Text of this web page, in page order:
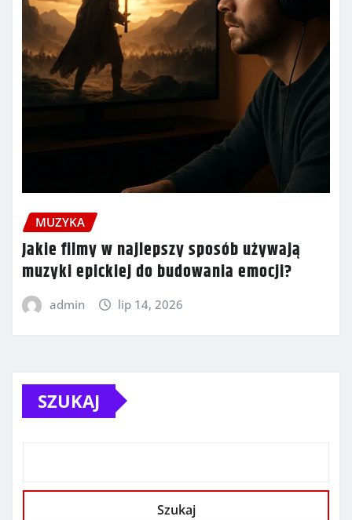
MUZYKA
Jakie filmy w najlepszy sposób używają
muzyki epickiej do budowania emocji?
admin lip 14, 2026
SZUKAJ
Szukaj